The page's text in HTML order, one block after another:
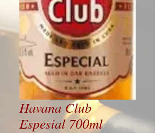
Havana Club
Espesial 700ml